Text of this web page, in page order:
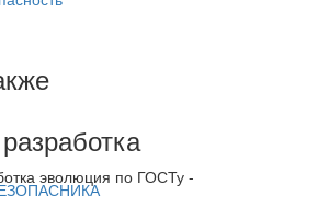
эволюция по ГОСТу -